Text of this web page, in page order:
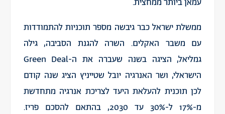
ממשלת ישראל כבר גיבשה מספר תוכניות להתמודדות
עם משבר האקלים. השרה להגנת הסביבה, גילה
גמליאל, הציגה בשנה שעברה את ה-Green Deal
הישראלי, ושר האנרגיה יובל שטייניץ הציג שנה קודם
לכן תוכנית להעלאת היעד לצריכת אנרגיה מתחדשת
מ-17% ל-30% עד 2030, בהתאם להסכם פריז.